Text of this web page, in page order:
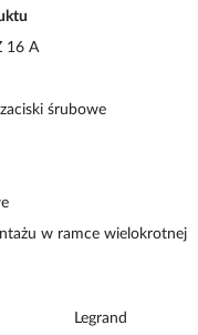
16 A
śrubowe
w ramce wielokrotnej
Legrand